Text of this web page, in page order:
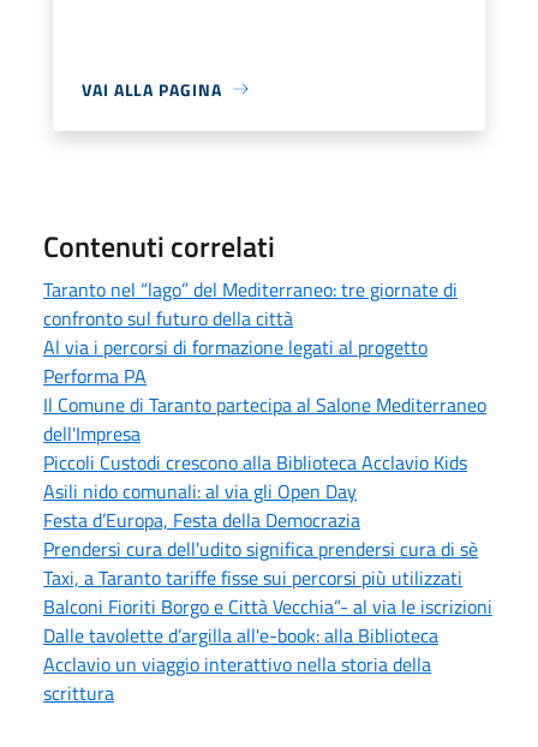
VAI ALLA PAGINA
Contenuti correlati
Taranto nel “lago” del Mediterraneo: tre giornate di
confronto sul futuro della città
Al via i percorsi di formazione legati al progetto
Performa PA
Il Comune di Taranto partecipa al Salone Mediterraneo
dell'Impresa
Piccoli Custodi crescono alla Biblioteca Acclavio Kids
Asili nido comunali: al via gli Open Day
Festa d’Europa, Festa della Democrazia
Prendersi cura dell'udito significa prendersi cura di sè
Taxi, a Taranto tariffe fisse sui percorsi più utilizzati
Balconi Fioriti Borgo e Città Vecchia”- al via le iscrizioni
Dalle tavolette d’argilla all'e-book: alla Biblioteca
Acclavio un viaggio interattivo nella storia della
scrittura